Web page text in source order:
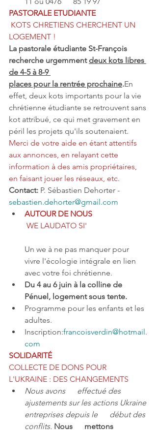
PASTORALE ETUDIANTE
LOGEMENT !
La pastorale étudiante St-François
recherche urgemment deux kots libres
de 4-5 à 8-9
places pour la rentrée prochaine.En
effet, deux kots importants pour la vie
chrétienne étudiante se retrouvent sans
kot attribué, ce qui met gravement en
péril les projets qu'ils soutenaient.
Merci de votre aide en étant attentifs
aux annonces, en relayant cette
information à des amis propriétaires,
en faisant jouer les réseaux, etc.
Contact: P. Sébastien Dehorter -
sebastien.dehorter@gmail.com
AUTOUR DE NOUS
WE LAUDATO SI'
Un we à ne pas manquer pour
vivre l'écologie intégrale en lien
avec votre foi chrétienne.
Du 4 au 6 juin à la colline de
Pénuel, logement sous tente.
Programme pour les enfants et les
adultes.
Inscription:francoisverdin@hotmail.
com
SOLIDARITÉ
COLLECTE DE DONS POUR
L'UKRAINE : DES CHANGEMENTS
Nous avons      effectué des
ajustements sur les actions Ukraine
entreprises depuis le      début des
conflits. Nous      mettons